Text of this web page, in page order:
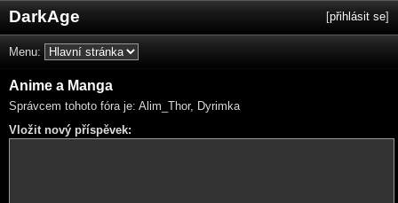
DarkAge [přihlásit se]
Menu:
Anime a Manga
Správcem tohoto fóra je: Alim_Thor, Dyrimka
Vložit nový příspěvek: